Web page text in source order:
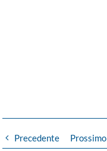
Precedente Prossimo